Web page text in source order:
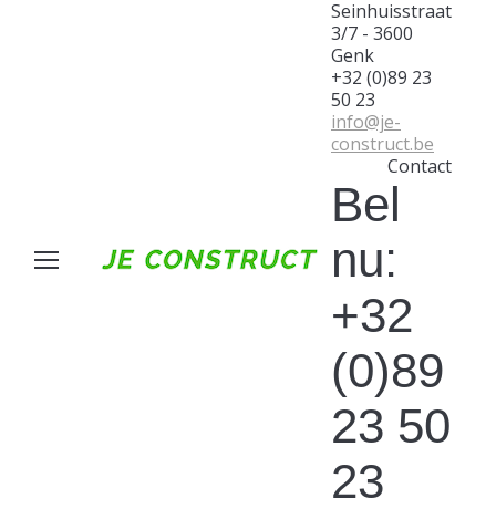
Seinhuisstraat
3/7 - 3600
Genk
+32 (0)89 23
50 23
info@je-
construct.be
Contact
Bel
nu:
+32
(0)89
23 50
23